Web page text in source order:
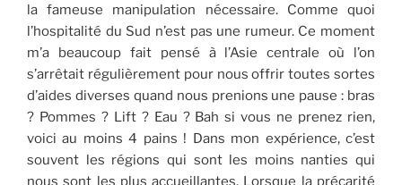
la fameuse manipulation nécessaire. Comme quoi
l’hospitalité du Sud n’est pas une rumeur. Ce moment
m’a beaucoup fait pensé à l’Asie centrale où l’on
s’arrêtait régulièrement pour nous offrir toutes sortes
d’aides diverses quand nous prenions une pause : bras
? Pommes ? Lift ? Eau ? Bah si vous ne prenez rien,
voici au moins 4 pains ! Dans mon expérience, c’est
souvent les régions qui sont les moins nanties qui
nous sont les plus accueillantes. Lorsque la précarité